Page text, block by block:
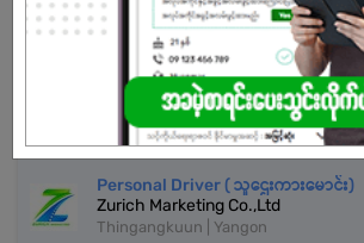
More Similar Jobs
ယာဥ်မောင်း
Great Myanmar Talent Company
Insein | Yangon
Personal Driver ( သူဌေးကားမောင်း)
Zurich Marketing Co.,Ltd
Thingangkuun | Yangon